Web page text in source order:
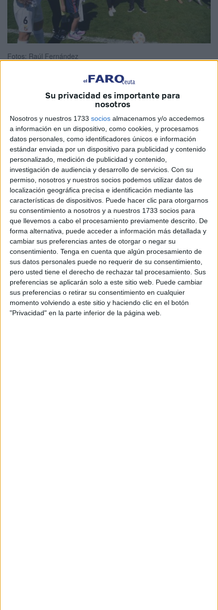
Su privacidad es importante para
nosotros
Nosotros y nuestros 1733 socios almacenamos y/o accedemos
a información en un dispositivo, como cookies, y procesamos
datos personales, como identificadores únicos e información
estándar enviada por un dispositivo para publicidad y contenido
personalizado, medición de publicidad y contenido,
investigación de audiencia y desarrollo de servicios. Con su
permiso, nosotros y nuestros socios podemos utilizar datos de
localización geográfica precisa e identificación mediante las
características de dispositivos. Puede hacer clic para otorgarnos
su consentimiento a nosotros y a nuestros 1733 socios para
que llevemos a cabo el procesamiento previamente descrito. De
forma alternativa, puede acceder a información más detallada y
cambiar sus preferencias antes de otorgar o negar su
consentimiento. Tenga en cuenta que algún procesamiento de
sus datos personales puede no requerir de su consentimiento,
pero usted tiene el derecho de rechazar tal procesamiento. Sus
preferencias se aplicarán solo a este sitio web. Puede cambiar
sus preferencias o retirar su consentimiento en cualquier
momento volviendo a este sitio y haciendo clic en el botón
"Privacidad" en la parte inferior de la página web.
Fotos: Raúl Fernández
Darío Duzmán e Ilias Mustafa siempre estarán en el
recuerdo. Dicen que uno nunca muere si siempre se le
tiene presente. Precisamente eso es lo que se ha querido
simbolizar este domingo en el homenaje que laAD Ceuta
ha realizado antes del partido contra el San Fernando.
Así, contando con la presencia de familiares de Darío e
Ilias, se ha hecho entrega de unos ramos de flores y unas
camisetas con el nombre de los fallecidos así como su
número. Además en el encuentro, justo en el minuto 7, se
ha visionado una imagen del jugador de la Regional que
formaba parte del equipo caballa.